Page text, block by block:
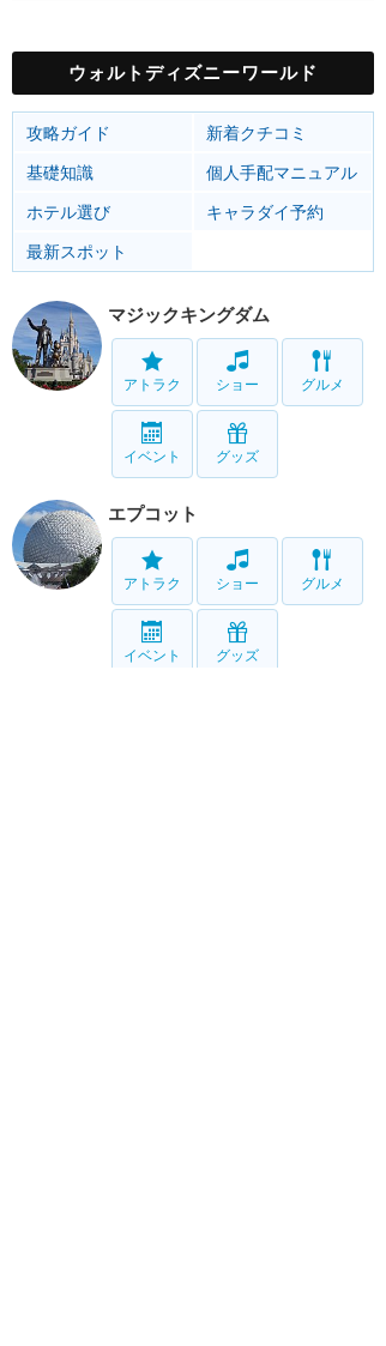
ウォルトディズニーワールド
攻略ガイド
新着クチコミ
基礎知識
個人手配マニュアル
ホテル選び
キャラダイ予約
最新スポット
マジックキングダム
アトラク ショー グルメ
イベント グッズ
エプコット
アトラク ショー グルメ
イベント グッズ